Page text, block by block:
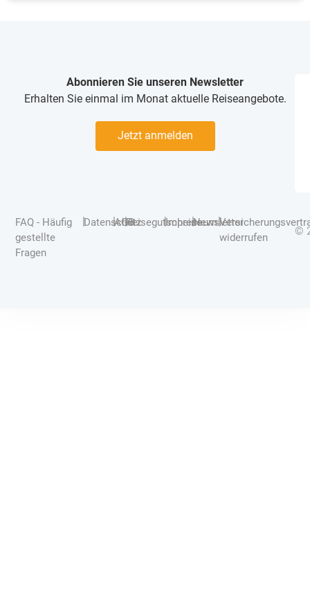
Abonnieren Sie unseren Newsletter
Erhalten Sie einmal im Monat aktuelle Reiseangebote.
Jetzt anmelden
FAQ - Häufig
gestellte
Fragen
|Datenschutz
|AGB
|Reisegutscheine
|Impressum
|Newsletter
|
widerrufen
©